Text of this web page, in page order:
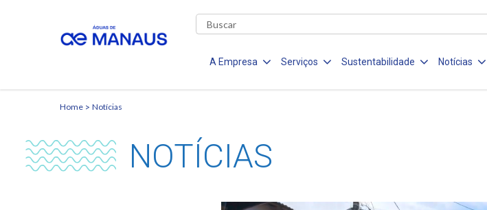
A Empresa Serviços Sustentabilidade Notícias
Home Notícias
NOTÍCIAS